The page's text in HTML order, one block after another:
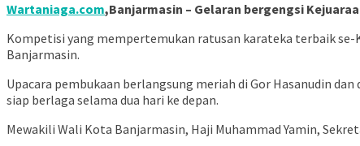
Wartaniaga.com,Banjarmasin – Gelaran bergengsi
Kompetisi yang mempertemukan ratusan karateka terbaik
Banjarmasin.
​Upacara pembukaan berlangsung meriah di Gor Hasanudin
siap berlaga selama dua hari ke depan.
​Mewakili Wali Kota Banjarmasin, Haji Muhammad Yamin,